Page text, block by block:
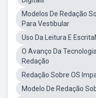
Modelos De Redação
Para Vestibular
Uso Da Leitura E
O Avanço Da
Redação
Redação Sobre OS
Modelo De Redação